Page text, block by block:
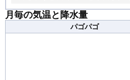
月毎の気温と降水量
パゴパゴ